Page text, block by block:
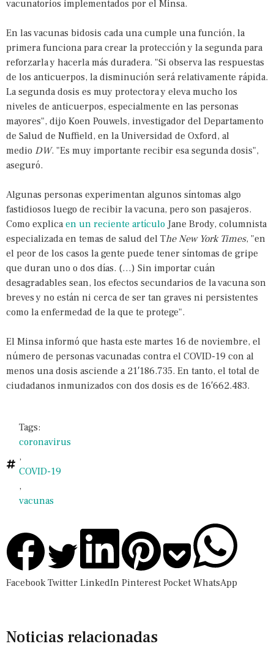
vacunatorios implementados por el Minsa.
En las vacunas bidosis cada una cumple una función, la
primera funciona para crear la protección y la segunda para
reforzarla y hacerla más duradera. "Si observa las respuestas
de los anticuerpos, la disminución será relativamente rápida.
La segunda dosis es muy protectora y eleva mucho los
niveles de anticuerpos, especialmente en las personas
mayores", dijo Koen Pouwels, investigador del Departamento
de Salud de Nuffield, en la Universidad de Oxford, al
medio DW. "Es muy importante recibir esa segunda dosis",
aseguró.
Algunas personas experimentan algunos síntomas algo
fastidiosos luego de recibir la vacuna, pero son pasajeros.
Como explica en un reciente artículo Jane Brody, columnista
especializada en temas de salud del The New York Times, "en
el peor de los casos la gente puede tener síntomas de gripe
que duran uno o dos días. (…) Sin importar cuán
desagradables sean, los efectos secundarios de la vacuna son
breves y no están ni cerca de ser tan graves ni persistentes
como la enfermedad de la que te protege".
El Minsa informó que hasta este martes 16 de noviembre, el
número de personas vacunadas contra el COVID-19 con al
menos una dosis asciende a 21′186.735. En tanto, el total de
ciudadanos inmunizados con dos dosis es de 16′662.483.
Tags:
coronavirus
,
COVID-19
,
vacunas
Facebook Twitter LinkedIn Pinterest Pocket WhatsApp
Noticias relacionadas